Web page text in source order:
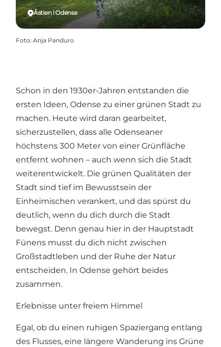
Åstien i Odense
Foto: Anja Panduro
Schon in den 1930er-Jahren entstanden die
ersten Ideen, Odense zu einer grünen Stadt zu
machen. Heute wird daran gearbeitet,
sicherzustellen, dass alle Odenseaner
höchstens 300 Meter von einer Grünfläche
entfernt wohnen – auch wenn sich die Stadt
weiterentwickelt. Die grünen Qualitäten der
Stadt sind tief im Bewusstsein der
Einheimischen verankert, und das spürst du
deutlich, wenn du dich durch die Stadt
bewegst. Denn genau hier in der Hauptstadt
Fünens musst du dich nicht zwischen
Großstadtleben und der Ruhe der Natur
entscheiden. In Odense gehört beides
zusammen.
Erlebnisse unter freiem Himmel
Egal, ob du einen ruhigen Spaziergang entlang
des Flusses, eine längere Wanderung ins Grüne